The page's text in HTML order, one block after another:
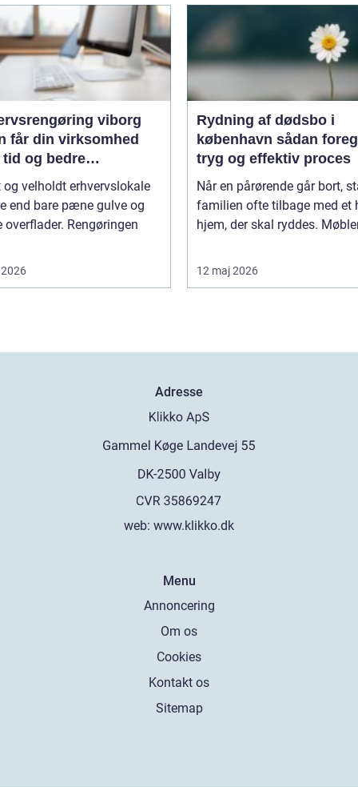
viborg
får din virksomhed
tid og bedre
og velholdt erhvervslokale
end bare pæne gulve og
overflader. Rengøringen
Rydning af dødsbo i
københavn sådan foregår en
tryg og effektiv proces
Når en pårørende går bort,
familien ofte tilbage med et
hjem, der skal ryddes.
12 maj 2026
Adresse
web: www.klikko.dk
Menu
Annoncering
Om os
Cookies
Kontakt os
Sitemap